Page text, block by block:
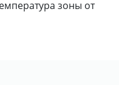
зоны от